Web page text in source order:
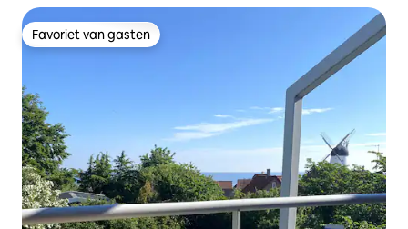
Favoriet van gasten
Favoriet van gasten